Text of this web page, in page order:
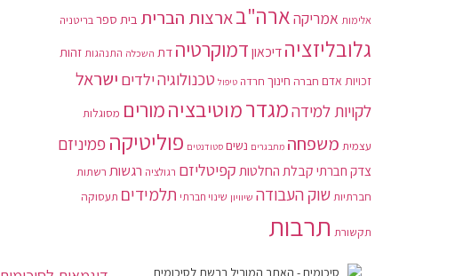
אלימות אמריקהארה"בארצות הברית בית ספרבריטניה
גלובליזציהדיכאוןדמוקרטיה דת השכלה התנהגותזהות
זכויות אדם חברה חינוך חרדה טיפול טכנולוגיהילדים ישראל
לקויות למידהמגדרמוטיבציהמורים מסוגלות
עצמית משפחה מתבגרים נשים סטודנטים פוליטיקה פמיניזם
צדק חברתי קבלת החלטותקפיטליזם רגולציה רגשות רשתות
חברתיותשוק העבודה שיוויון שינוי חברתי תלמידים תעסוקה
תקשורת תרבות